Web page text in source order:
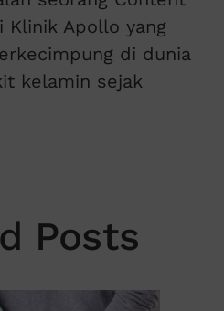
Klinik Apollo yang
di dunia
kelamin sejak
Posts